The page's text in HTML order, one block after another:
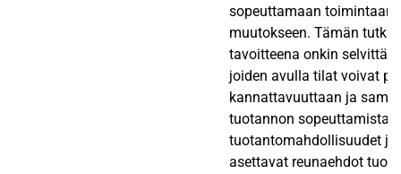
sopeuttamaan
muutokseen. Tämän
tavoitteena onkin selvittää
joiden avulla tilat voivat
kannattavuuttaan ja
tuotannon sopeuttamista.
tuotantomahdollisuudet ja
asettavat reunaehdot